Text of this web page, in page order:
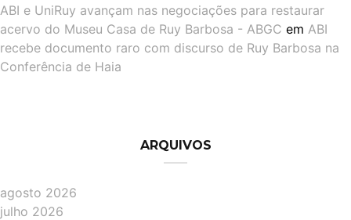
ABI e UniRuy avançam nas negociações para restaurar
acervo do Museu Casa de Ruy Barbosa - ABGC em ABI
recebe documento raro com discurso de Ruy Barbosa na
Conferência de Haia
ARQUIVOS
agosto 2026
julho 2026